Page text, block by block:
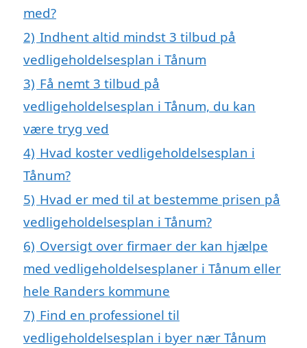
med?
2) Indhent altid mindst 3 tilbud på
vedligeholdelsesplan i Tånum
3) Få nemt 3 tilbud på
vedligeholdelsesplan i Tånum, du kan
være tryg ved
4) Hvad koster vedligeholdelsesplan i
Tånum?
5) Hvad er med til at bestemme prisen på
vedligeholdelsesplan i Tånum?
6) Oversigt over firmaer der kan hjælpe
med vedligeholdelsesplaner i Tånum eller
hele Randers kommune
7) Find en professionel til
vedligeholdelsesplan i byer nær Tånum